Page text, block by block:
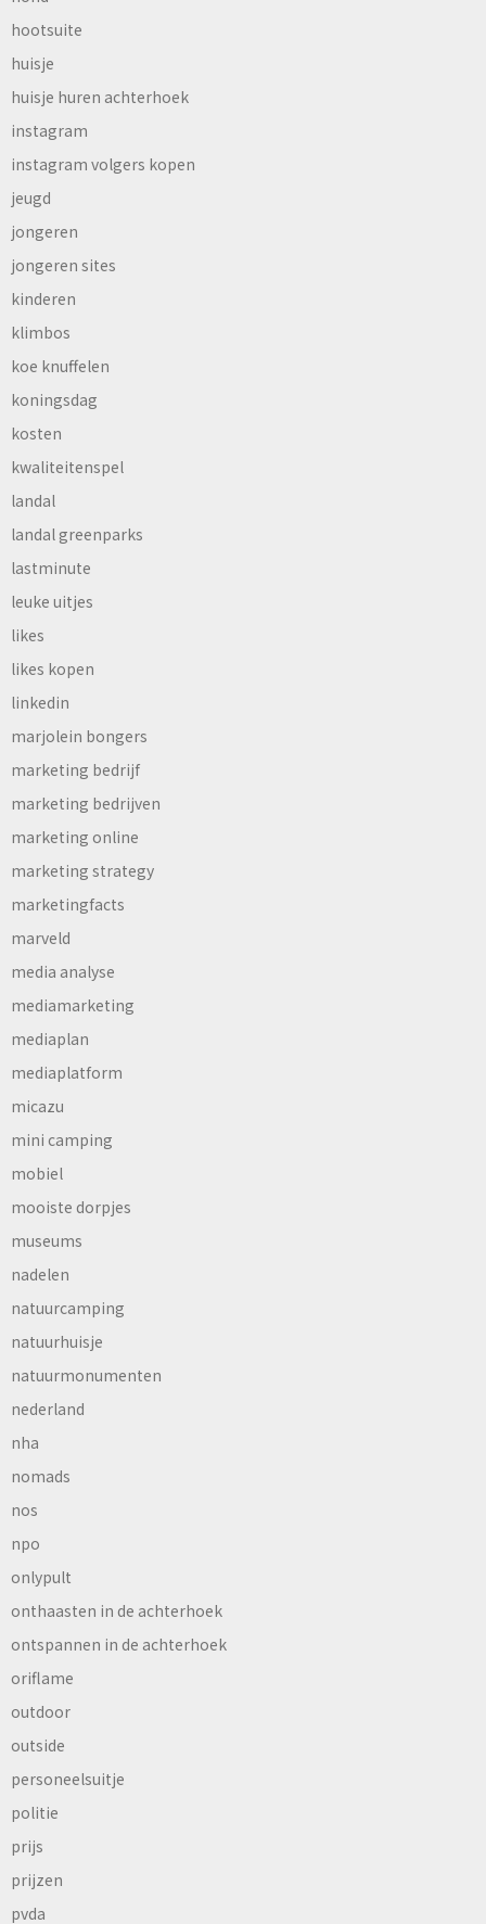
hootsuite
huisje
huisje huren achterhoek
instagram
instagram volgers kopen
jeugd
jongeren
jongeren sites
kinderen
klimbos
koe knuffelen
koningsdag
kosten
kwaliteitenspel
landal
landal greenparks
lastminute
leuke uitjes
likes
likes kopen
linkedin
marjolein bongers
marketing bedrijf
marketing bedrijven
marketing online
marketing strategy
marketingfacts
marveld
media analyse
mediamarketing
mediaplan
mediaplatform
micazu
mini camping
mobiel
mooiste dorpjes
museums
nadelen
natuurcamping
natuurhuisje
natuurmonumenten
nederland
nha
nomads
nos
npo
onlypult
onthaasten in de achterhoek
ontspannen in de achterhoek
oriflame
outdoor
outside
personeelsuitje
politie
prijs
prijzen
pvda